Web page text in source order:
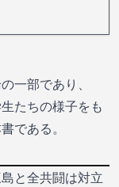
一部であり、
たちの様子をも
である。
と全共闘は対立